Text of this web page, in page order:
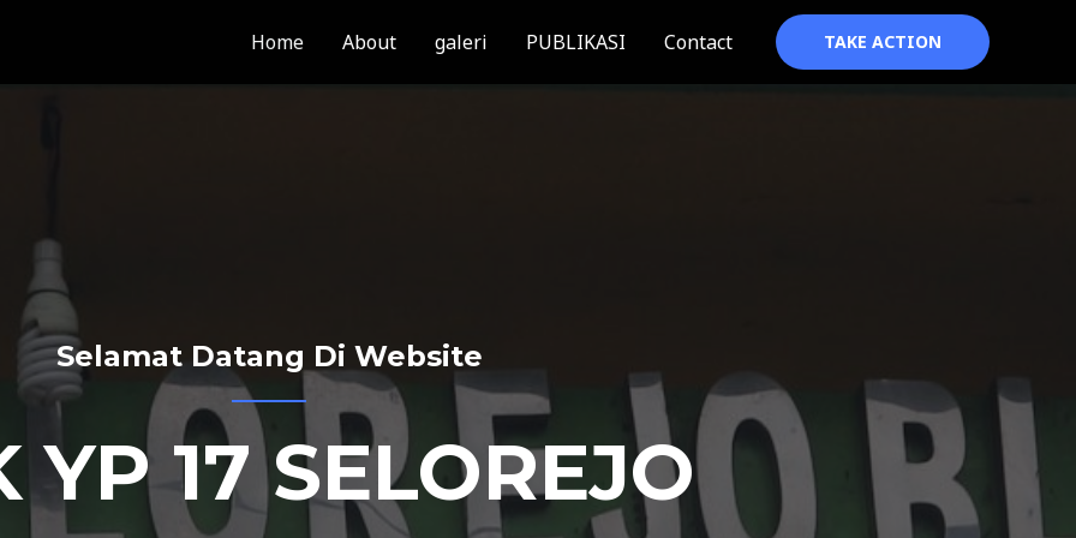
Home About galeri PUBLIKASI Contact TAKE ACTION
Selamat Datang Di Website
YP 17 SELOREJO